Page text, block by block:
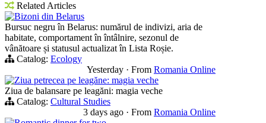
Related Articles
Bizoni din Belarus
Bursuc negru în Belarus: numărul de indivizi, aria de
habitate, comportament în întâlnire, sezonul de
vânătoare și statusul actualizat în Lista Roșie.
Catalog: Ecology
Yesterday · From Romania Online
Ziua petrecea pe leagăne: magia veche
Ziua de balansare pe leagăni: magia veche
Catalog: Cultural Studies
3 days ago · From Romania Online